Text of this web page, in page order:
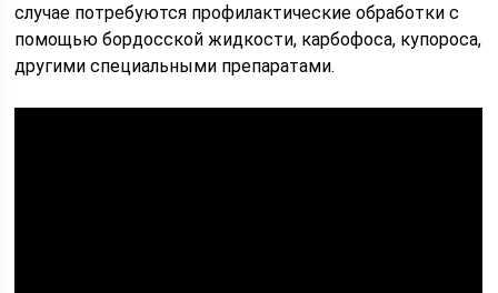
случае потребуются профилактические обработки с
помощью бордосской жидкости, карбофоса, купороса,
другими специальными препаратами.